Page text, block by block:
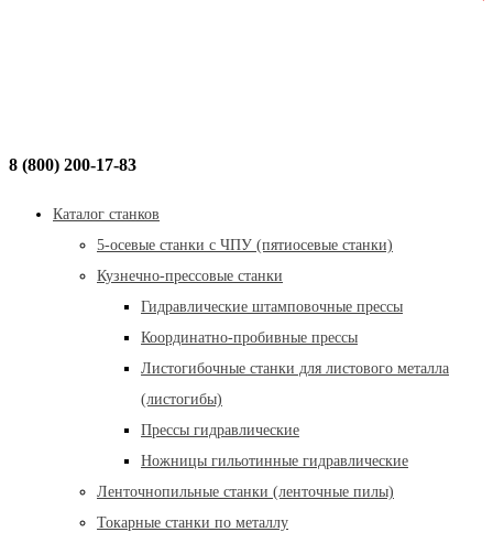
8 (800) 200-17-83
Каталог станков
5-осевые станки с ЧПУ (пятиосевые станки)
Кузнечно-прессовые станки
Гидравлические штамповочные прессы
Координатно-пробивные прессы
Листогибочные станки для листового металла
(листогибы)
Прессы гидравлические
Ножницы гильотинные гидравлические
Ленточнопильные станки (ленточные пилы)
Токарные станки по металлу